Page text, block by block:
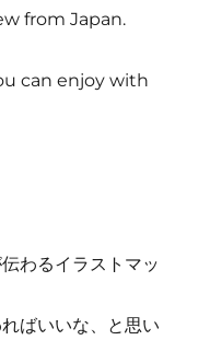
from Japan.
can enjoy with
わるイラストマッ
ばいいな、と思い